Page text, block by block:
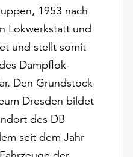
1953 nach
Lokwerkstatt und
und stellt somit
Dampflok-
Den Grundstock
Dresden bildet
des DB
seit dem Jahr